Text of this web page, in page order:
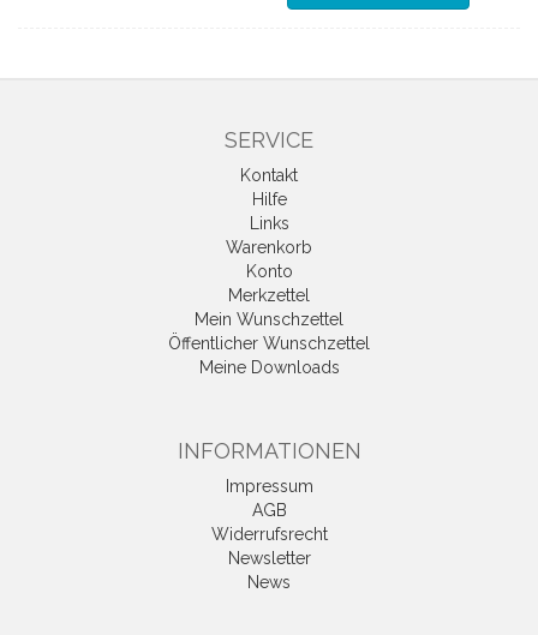
SERVICE
Kontakt
Hilfe
Links
Warenkorb
Konto
Merkzettel
Mein Wunschzettel
Öffentlicher Wunschzettel
Meine Downloads
INFORMATIONEN
Impressum
AGB
Widerrufsrecht
Newsletter
News